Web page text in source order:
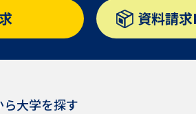
資料請求
大学を探す